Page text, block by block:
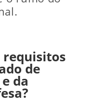
requisitos
de
da